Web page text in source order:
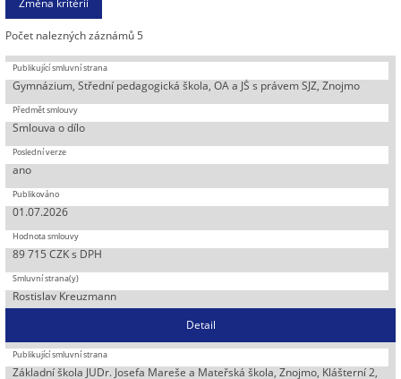
Počet nalezných záznámů 5
Gymnázium, Střední pedagogická škola, OA a JŠ s právem SJZ, Znojmo
Smlouva o dílo
ano
01.07.2026
89 715 CZK s DPH
Rostislav Kreuzmann
Detail
Základní škola JUDr. Josefa Mareše a Mateřská škola, Znojmo, Klášterní 2,